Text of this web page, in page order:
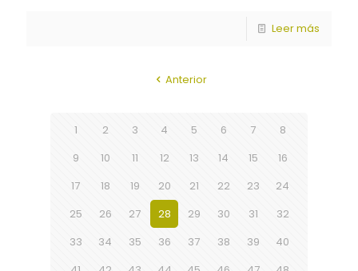
Leer más
Anterior
1 2 3 4 5 6 7
8
9
10 11 12 13 14 15
16
17
18 19 20 21 22 23
24
25
26 27 28 29 30 31
32
33
34 35 36 37 38 39
40